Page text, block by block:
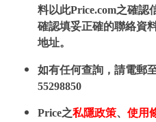
料以此Price.com之確認
確認填妥正確的聯絡資
地址。
如有任何查詢，請電郵
55298850
Price之私隱政策、 使用